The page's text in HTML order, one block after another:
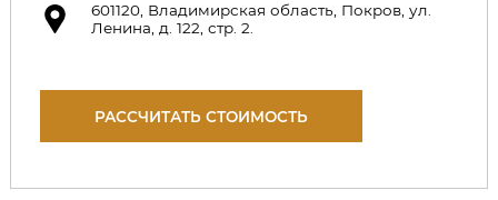
601120, Владимирская область, Покров, ул.
Ленина, д. 122, стр. 2.
РАССЧИТАТЬ СТОИМОСТЬ